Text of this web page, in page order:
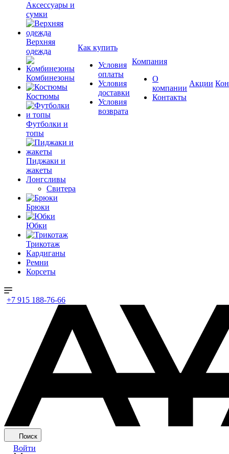
Аксессуары и
сумки
Верхняя
одежда
Комбинезоны
Костюмы
Футболки и
топы
Пиджаки и
жакеты
Лонгсливы
Свитера
Брюки
Юбки
Трикотаж
Кардиганы
Ремни
Корсеты
Как купить
Условия
оплаты
Условия
доставки
Условия
возврата
Компания
О
компании
Контакты
Акции
+7 915 188-76-66
Поиск
Войти